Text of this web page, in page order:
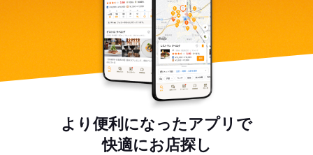
より便利になったアプリで
快適にお店探し